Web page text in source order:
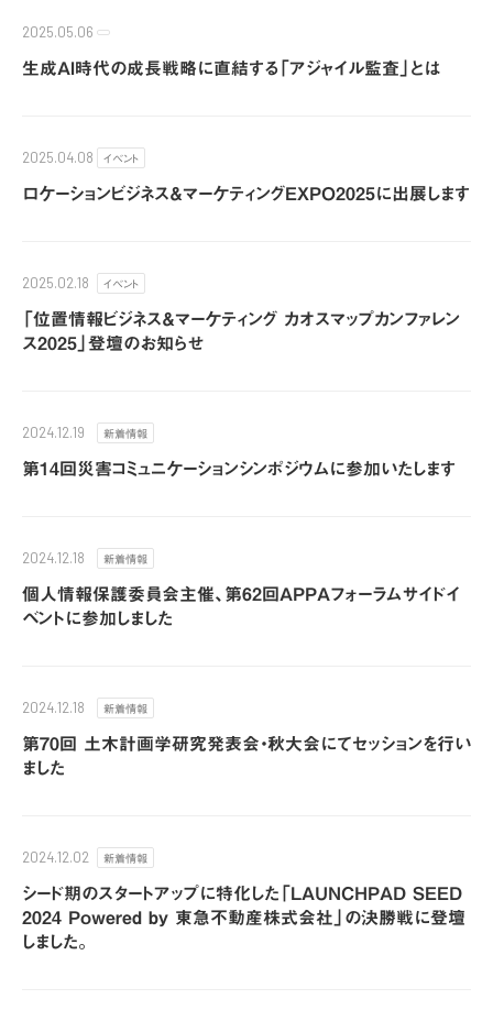
2025.05.06
生成AI時代の成長戦略に直結する「アジャイル監査」とは
2025.04.08 イベント
​ロケーションビジネス＆マーケティングEXPO2025に出展します
2025.02.18 イベント
「位置情報ビジネス＆マーケティング カオスマップカンファレン
ス2025」登壇のお知らせ
2024.12.19 新着情報
第14回災害コミュニケーションシンポジウムに参加いたします
2024.12.18 新着情報
個人情報保護委員会主催、第62回APPAフォーラムサイドイ
ベントに参加しました
2024.12.18 新着情報
第70回 土木計画学研究発表会・秋大会にてセッションを行い
ました
2024.12.02 新着情報
シード期のスタートアップに特化した「LAUNCHPAD SEED
2024 Powered by 東急不動産株式会社」の決勝戦に登壇
しました。